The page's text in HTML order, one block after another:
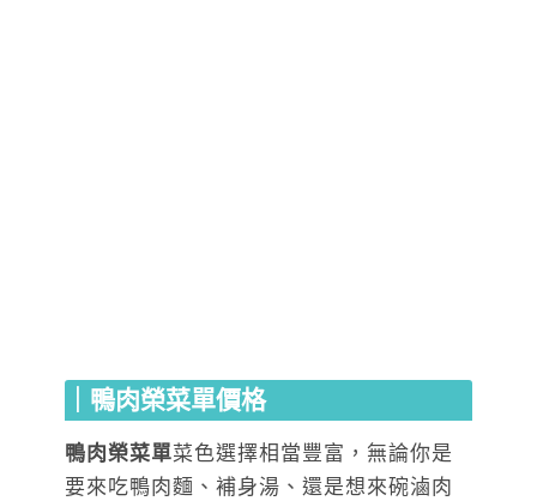
｜鴨肉榮菜單價格
鴨肉榮菜單菜色選擇相當豐富，無論你是
要來吃鴨肉麵、補身湯、還是想來碗滷肉